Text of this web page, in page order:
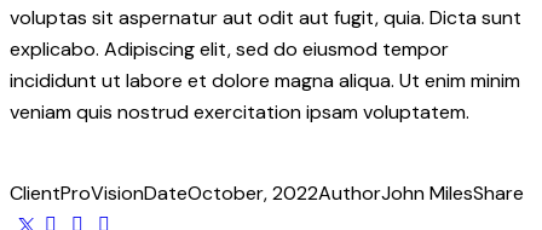
voluptas sit aspernatur aut odit aut fugit, quia. Dicta sunt
explicabo. Adipiscing elit, sed do eiusmod tempor
incididunt ut labore et dolore magna aliqua. Ut enim minim
veniam quis nostrud exercitation ipsam voluptatem.
ClientProVisionDateOctober, 2022AuthorJohn MilesShare